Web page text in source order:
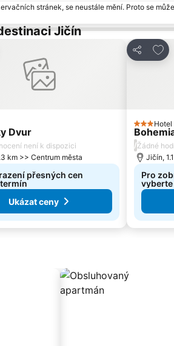
stránek, se neustále mění. Proto se
Jičín
na seznam oblíbených hotelů
Dvur
není k dispozici
km >> Centrum města
přesných cen
Ukázat ceny
Sdílet
3 PočetHotel
/Žádné
Jičín,
Pro